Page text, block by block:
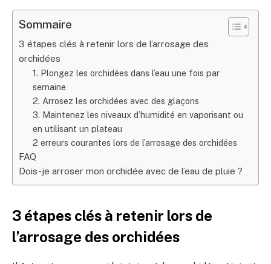
Sommaire
3 étapes clés à retenir lors de l’arrosage des
orchidées
1. Plongez les orchidées dans l’eau une fois par
semaine
2. Arrosez les orchidées avec des glaçons
3. Maintenez les niveaux d’humidité en vaporisant ou
en utilisant un plateau
2 erreurs courantes lors de l’arrosage des orchidées
FAQ
Dois-je arroser mon orchidée avec de l’eau de pluie ?
3 étapes clés à retenir lors de
l’arrosage des orchidées